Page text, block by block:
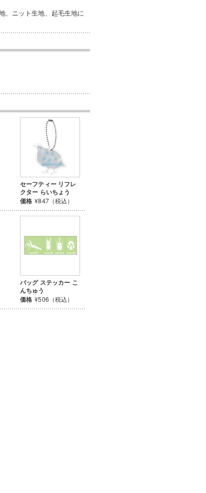
、ニット生地、起毛生地に
セーフティー リフレ
クター らいちょう
価格 ¥847（税込）
バッグ ステッカー こ
んちゅう
価格 ¥506（税込）